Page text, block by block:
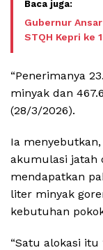
Gubernur
STQH Kepri ke
“Penerimanya
minyak dan
(28/3/2026).
Ia
akumulasi jatah
mendapatkan
liter minyak
kebutuhan
“Satu alokasi